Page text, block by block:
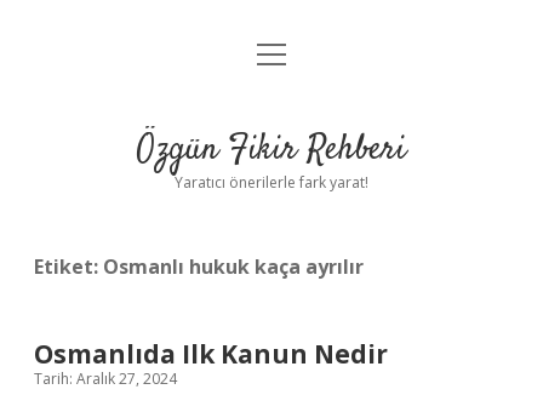
Gizlilik Politikası
Yasal Uyarı
menüyü
Özgün Fikir Rehberi
Yaratıcı önerilerle fark yarat!
Etiket: Osmanlı hukuk kaça ayrılır
Osmanlıda Ilk Kanun Nedir
Tarih: Aralık 27, 2024